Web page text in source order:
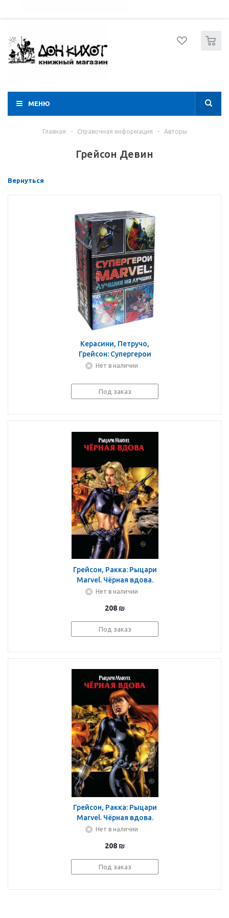
МЕНЮ
Главная - Справочная информация - Авторы
Грейсон Девин
Вернуться
Керасини, Петручо,
Грейсон: Супергерои
Marvel. Лучшие из
книг
Нет в наличии
Под заказ
Грейсон, Ракка: Рыцари
Marvel. Чёрная вдова.
Обложка с Еленой
Нет в наличии
208 ₪
Под заказ
Грейсон, Ракка: Рыцари
Marvel. Чёрная вдова.
Обложка с Наташей
Нет в наличии
208 ₪
Под заказ